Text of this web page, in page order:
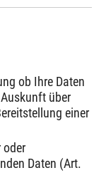
ob Ihre Daten
über
einer
oder
Daten (Art.